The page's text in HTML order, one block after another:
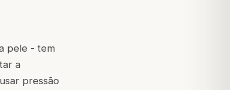
pele - tem
a
pressão